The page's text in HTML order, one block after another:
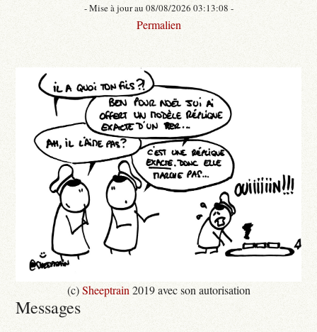
- Mise à jour au 08/08/2026 03:13:08 -
Permalien
(c)Sheeptrain 2019 avec son autorisation
Messages